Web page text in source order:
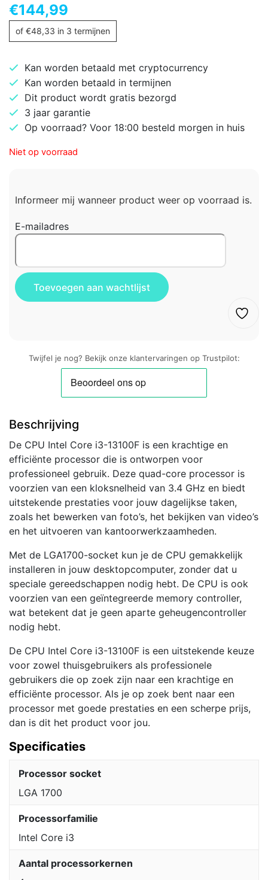
€144,99
of €48,33 in 3 termijnen
Kan worden betaald met cryptocurrency
Kan worden betaald in termijnen
Dit product wordt gratis bezorgd
3 jaar garantie
Op voorraad? Voor 18:00 besteld morgen in huis
Niet op voorraad
Informeer mij wanneer product weer op voorraad is.
E-mailadres
Twijfel je nog? Bekijk onze klantervaringen op Trustpilot:
Beschrijving
De CPU Intel Core i3-13100F is een krachtige en
efficiënte processor die is ontworpen voor
professioneel gebruik. Deze quad-core processor is
voorzien van een kloksnelheid van 3.4 GHz en biedt
uitstekende prestaties voor jouw dagelijkse taken,
zoals het bewerken van foto’s, het bekijken van video’s
en het uitvoeren van kantoorwerkzaamheden.
Met de LGA1700-socket kun je de CPU gemakkelijk
installeren in jouw desktopcomputer, zonder dat u
speciale gereedschappen nodig hebt. De CPU is ook
voorzien van een geïntegreerde memory controller,
wat betekent dat je geen aparte geheugencontroller
nodig hebt.
De CPU Intel Core i3-13100F is een uitstekende keuze
voor zowel thuisgebruikers als professionele
gebruikers die op zoek zijn naar een krachtige en
efficiënte processor. Als je op zoek bent naar een
processor met goede prestaties en een scherpe prijs,
dan is dit het product voor jou.
Specificaties
Processor socket
LGA 1700
Processorfamilie
Intel Core i3
Aantal processorkernen